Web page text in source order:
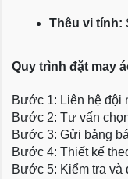
Thêu vi tính:
Quy trình đặt may
Bước 1: Liên hệ đội
Bước 2: Tư vấn
Bước 3: Gửi bảng
Bước 4: Thiết kế
Bước 5: Kiểm tra và